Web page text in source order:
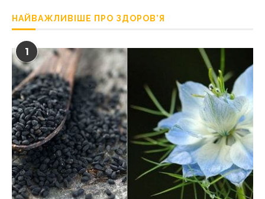
НАЙВАЖЛИВІШЕ ПРО ЗДОРОВ’Я
1